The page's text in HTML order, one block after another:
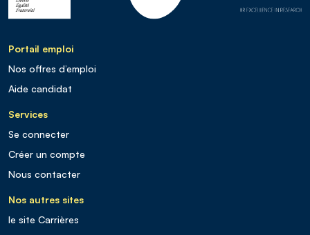
Portail emploi
Nos offres d’emploi
Aide candidat
Services
Se connecter
Créer un compte
Nous contacter
Nos autres sites
le site Carrières